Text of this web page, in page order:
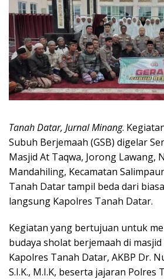
Tanah Datar, Jurnal Minang.
Subuh Berjemaah (GSB) digelar
Masjid At Taqwa, Jorong Lawang,
Mandahiling, Kecamatan
Tanah Datar tampil beda dari
langsung Kapolres Tanah Datar.
Kegiatan yang bertujuan untuk
budaya sholat berjemaah di
Kapolres Tanah Datar, AKBP Dr.
S.I.K., M.I.K, beserta jajaran Polres